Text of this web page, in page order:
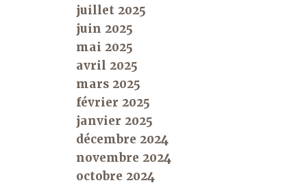
juillet 2025
juin 2025
mai 2025
avril 2025
mars 2025
février 2025
janvier 2025
décembre 2024
novembre 2024
octobre 2024